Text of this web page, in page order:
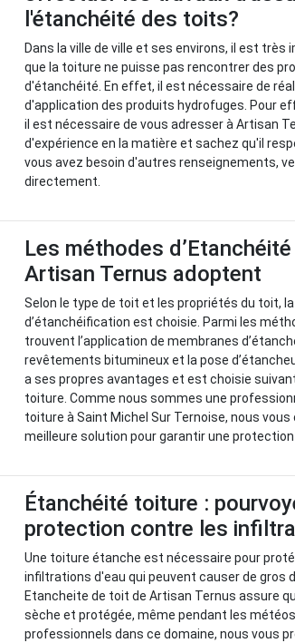
l'étanchéité des toits?
Dans la ville de ville et ses environs, il est
que la toiture ne puisse pas rencontrer des
d'étanchéité. En effet, il est nécessaire de
d'application des produits hydrofuges. Pour
il est nécessaire de vous adresser à Artisan
d'expérience en la matière et sachez qu'il
vous avez besoin d'autres renseignements,
directement.
Les méthodes
Artisan Ternus adoptent
Selon le type de toit et les propriétés du toit,
d’étanchéification est choisie. Parmi les
trouvent l’application de membranes
revêtements bitumineux et la pose
a ses propres avantages et est choisie
toiture. Comme nous sommes une
toiture à Saint Michel Sur Ternoise, nous
meilleure solution pour garantir une protection
Étanchéité toiture :
protection contre les
Une toiture étanche est nécessaire pour
infiltrations d'eau qui peuvent causer de gros
Etancheite de toit de Artisan Ternus assure
sèche et protégée, même pendant les
professionnels dans ce domaine, nous vous